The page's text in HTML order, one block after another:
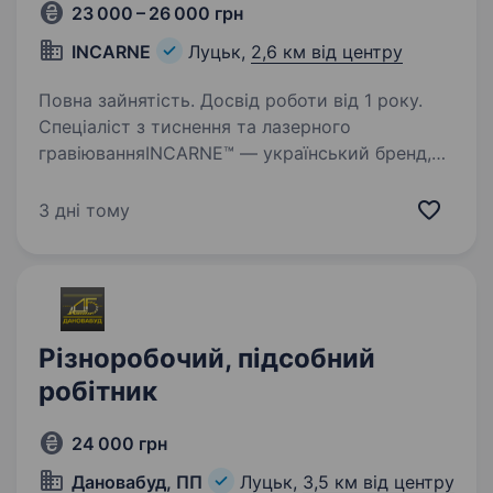
23 000 – 26 000 грн
INCARNE
Луцьк, 2,6 км від центру
Повна зайнятість. Досвід роботи від 1 року.
Спеціаліст з тиснення та лазерного
гравіюванняINCARNE™ — український бренд,
та довговічні аксесуари з натуральної шкіри.
3 дні тому
Різноробочий, підсобний
робітник
24 000 грн
Дановабуд, ПП
Луцьк, 3,5 км від центру